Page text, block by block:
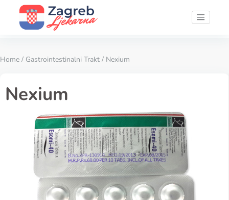
Home / Gastrointestinalni Trakt / Nexium
Nexium